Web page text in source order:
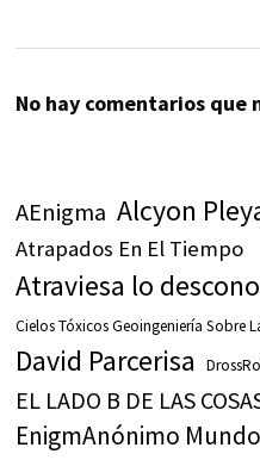
No hay comentarios que
AEnigma Alcyon
Atrapados En El Tiempo
Atraviesa lo
Cielos Tóxicos Geoingeniería Sobre
David Parcerisa
EL LADO B DE LAS
EnigmAnónimo